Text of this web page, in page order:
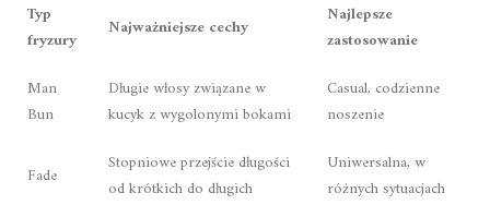
Typ
fryzury
Najważniejsze cechy
Najlepsze
zastosowanie
Man
Bun
Długie włosy związane w
kucyk z wygolonymi bokami
Casual, codzienne
noszenie
Fade
Stopniowe przejście długości
od krótkich do długich
Uniwersalna, w
różnych sytuacjach